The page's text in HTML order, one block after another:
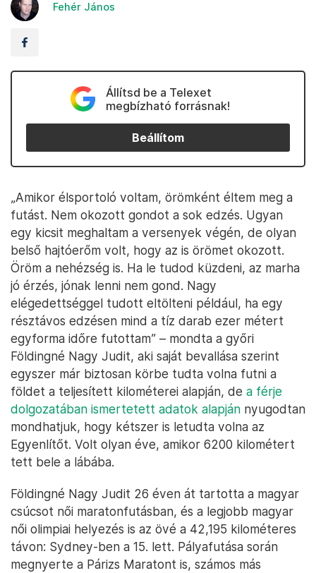
Fehér János
Állítsd be a Telexet
megbízható forrásnak!
Beállítom
„Amikor élsportoló voltam, örömként éltem meg a
futást. Nem okozott gondot a sok edzés. Ugyan
egy kicsit meghaltam a versenyek végén, de olyan
belső hajtóerőm volt, hogy az is örömet okozott.
Öröm a nehézség is. Ha le tudod küzdeni, az marha
jó érzés, jónak lenni nem gond. Nagy
elégedettséggel tudott eltölteni például, ha egy
résztávos edzésen mind a tíz darab ezer métert
egyforma időre futottam” – mondta a győri
Földingné Nagy Judit, aki saját bevallása szerint
egyszer már biztosan körbe tudta volna futni a
földet a teljesített kilométerei alapján, de a férje
dolgozatában ismertetett adatok alapján nyugodtan
mondhatjuk, hogy kétszer is letudta volna az
Egyenlítőt. Volt olyan éve, amikor 6200 kilométert
tett bele a lábába.
Földingné Nagy Judit 26 éven át tartotta a magyar
csúcsot női maratonfutásban, és a legjobb magyar
női olimpiai helyezés is az övé a 42,195 kilométeres
távon: Sydney-ben a 15. lett. Pályafutása során
megnyerte a Párizs Maratont is, számos más